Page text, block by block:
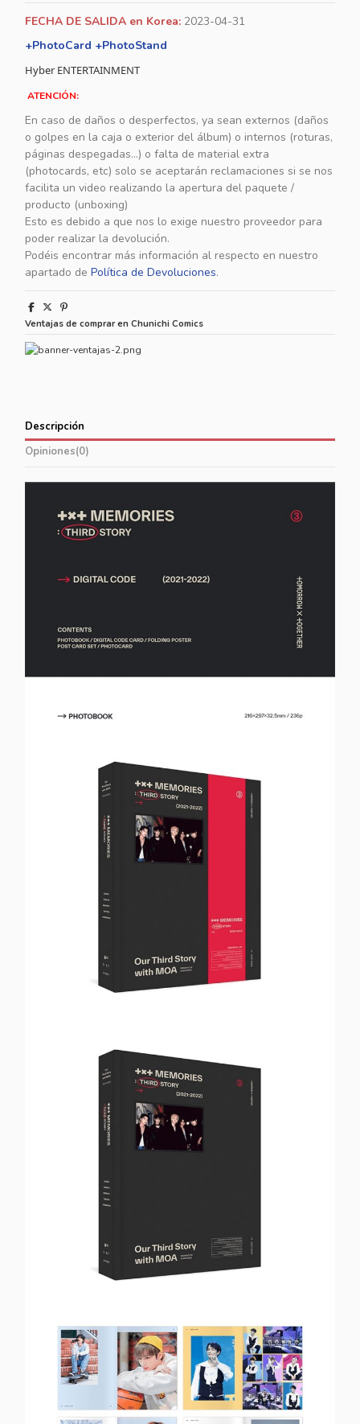
FECHA DE SALIDA en Korea: 2023-04-31
+PhotoCard +PhotoStand
Hyber ENTERTAINMENT
ATENCIÓN:
En caso de daños o desperfectos, ya sean externos (daños
o golpes en la caja o exterior del álbum) o internos (roturas,
páginas despegadas...) o falta de material extra
(photocards, etc) solo se aceptarán reclamaciones si se nos
facilita un video realizando la apertura del paquete /
producto (unboxing)
Esto es debido a que nos lo exige nuestro proveedor para
poder realizar la devolución.
Podéis encontrar más información al respecto en nuestro
apartado de Política de Devoluciones.
Ventajas de comprar en Chunichi Comics
Descripción
Opiniones(0)